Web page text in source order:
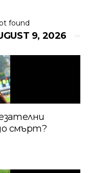
found
9, 2026
смърт?